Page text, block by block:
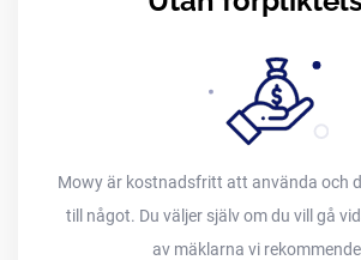
Mowy är kostnadsfritt att använda och
till något. Du väljer själv om du vill gå
av mäklarna vi